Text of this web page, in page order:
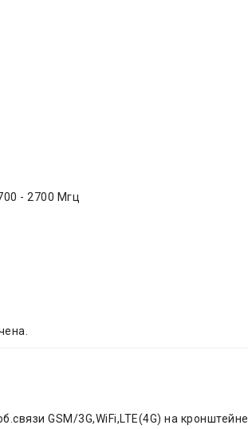
- 2700 Мгц
GSM/3G,WiFi,LTE(4G) на кронштейне